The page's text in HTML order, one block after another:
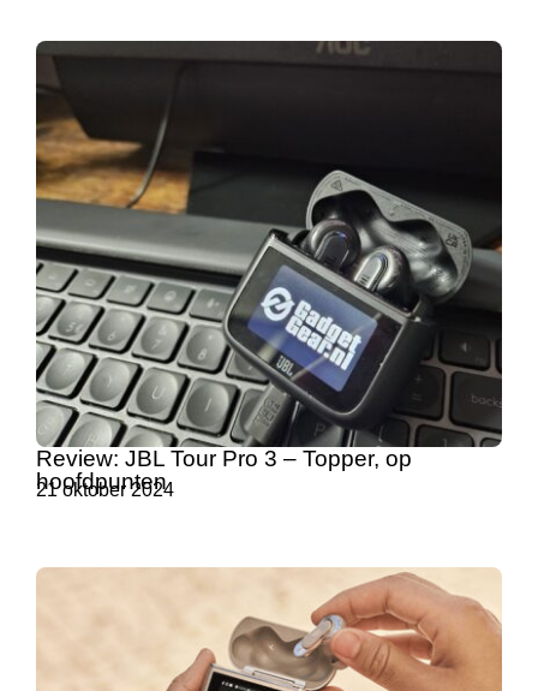
Review: JBL Tour Pro 3 – Topper, op
hoofdpunten
21 oktober 2024